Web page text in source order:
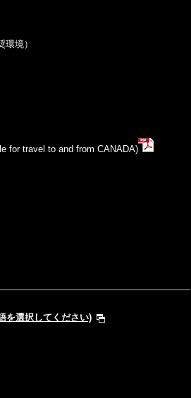
境）
for travel to and from CANADA)
を選択してください)